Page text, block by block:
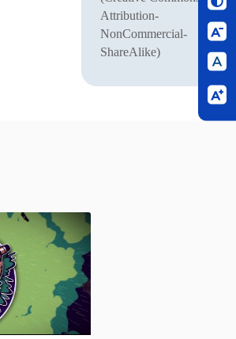
Attribution-
NonCommercial-
ShareAlike)